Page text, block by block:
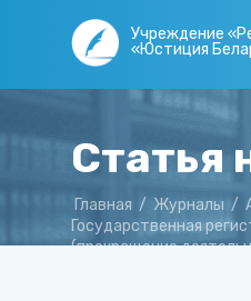
Учреждение
«Юстиция
Статья
Главная / Журналы /
Государственная
(прекращение